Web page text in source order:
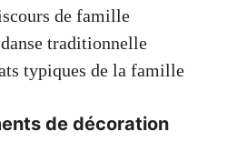
de famille
traditionnelle
typiques de la famille
de décoration